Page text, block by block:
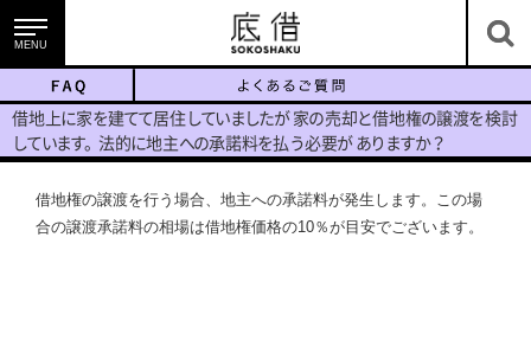
MENU
底借のサービス
借地 上に家を建てて居住していましたが 家の売却と借地権の譲渡を検討
しています。 法的に地主への承諾料を払 う必要が あり ますか？
借地権の譲渡を行う場合、地主への承諾料が発生します。この場
合の譲渡承諾料の相場は借地権価格の10％が目安でございます。